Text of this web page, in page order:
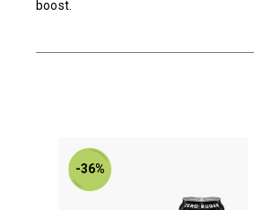
boost.
-36%